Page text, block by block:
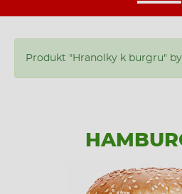
Produkt "Hranolky k burgru"